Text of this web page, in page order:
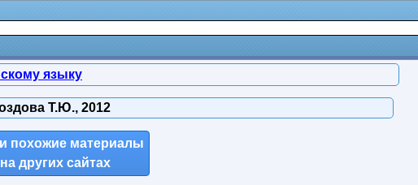
языку
Т.Ю., 2012
похожие материалы
на других сайтах